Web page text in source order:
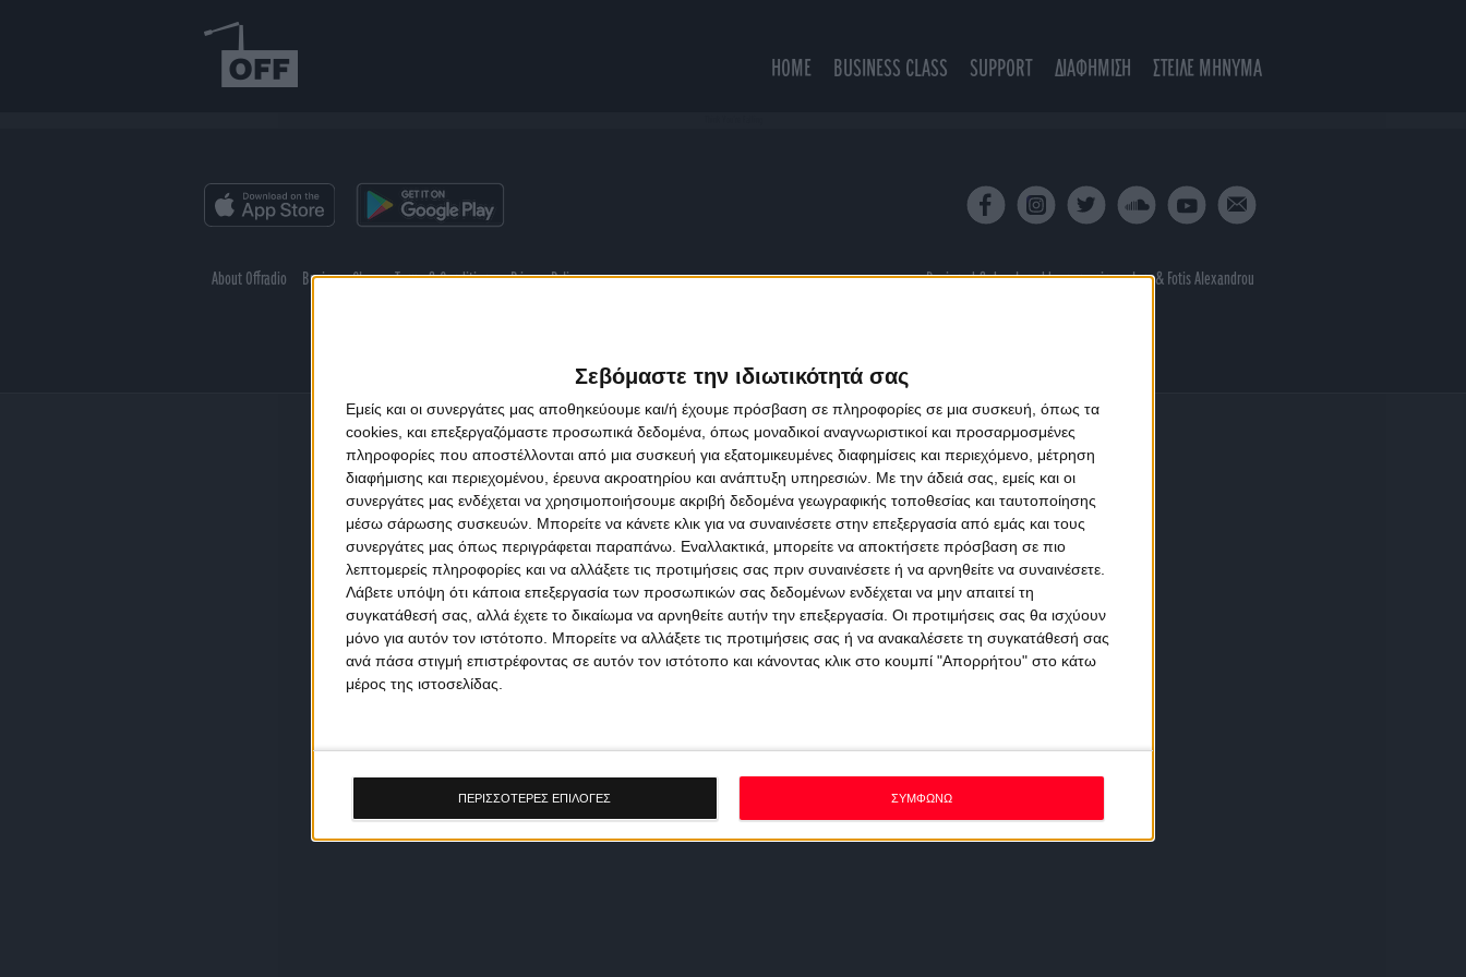
Σεβόμαστε την ιδιωτικότητά σας
Εμείς και οι συνεργάτες μας αποθηκεύουμε και/ή έχουμε πρόσβαση σε πληροφορίες σε μια συσκευή, όπως τα
cookies, και επεξεργαζόμαστε προσωπικά δεδομένα, όπως μοναδικοί αναγνωριστικοί και προσαρμοσμένες
πληροφορίες που αποστέλλονται από μια συσκευή για εξατομικευμένες διαφημίσεις και περιεχόμενο, μέτρηση
διαφήμισης και περιεχομένου, έρευνα ακροατηρίου και ανάπτυξη υπηρεσιών. Με την άδειά σας, εμείς και οι
συνεργάτες μας ενδέχεται να χρησιμοποιήσουμε ακριβή δεδομένα γεωγραφικής τοποθεσίας και ταυτοποίησης
μέσω σάρωσης συσκευών. Μπορείτε να κάνετε κλικ για να συναινέσετε στην επεξεργασία από εμάς και τους
συνεργάτες μας όπως περιγράφεται παραπάνω. Εναλλακτικά, μπορείτε να αποκτήσετε πρόσβαση σε πιο
λεπτομερείς πληροφορίες και να αλλάξετε τις προτιμήσεις σας πριν συναινέσετε ή να αρνηθείτε να συναινέσετε.
Λάβετε υπόψη ότι κάποια επεξεργασία των προσωπικών σας δεδομένων ενδέχεται να μην απαιτεί τη
συγκατάθεσή σας, αλλά έχετε το δικαίωμα να αρνηθείτε αυτήν την επεξεργασία. Οι προτιμήσεις σας θα ισχύουν
μόνο για αυτόν τον ιστότοπο. Μπορείτε να αλλάξετε τις προτιμήσεις σας ή να ανακαλέσετε τη συγκατάθεσή σας
ανά πάσα στιγμή επιστρέφοντας σε αυτόν τον ιστότοπο και κάνοντας κλικ στο κουμπί "Απορρήτου" στο κάτω
μέρος της ιστοσελίδας.
ΠΕΡΙΣΣΟΤΕΡΕΣ ΕΠΙΛΟΓΕΣ ΣΥΜΦΩΝΩ
HOME BUSINESS CLASS SUPPORT ΔΙΑΦΗΜΙΣΗ ΣΤΕΙΛΕ ΜΗΝΥΜΑ
About Offradio Business Class Terms & Conditions Privacy Policy Designed & developed byporcupine colors& Fotis Alexandrou